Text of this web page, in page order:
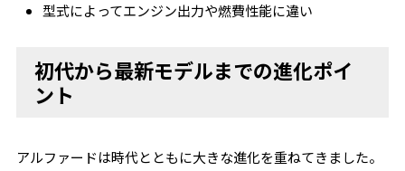
型式によってエンジン出力や燃費性能に違い
初代から最新モデルまでの進化ポイ
ント
アルファードは時代とともに大きな進化を重ねてきました。